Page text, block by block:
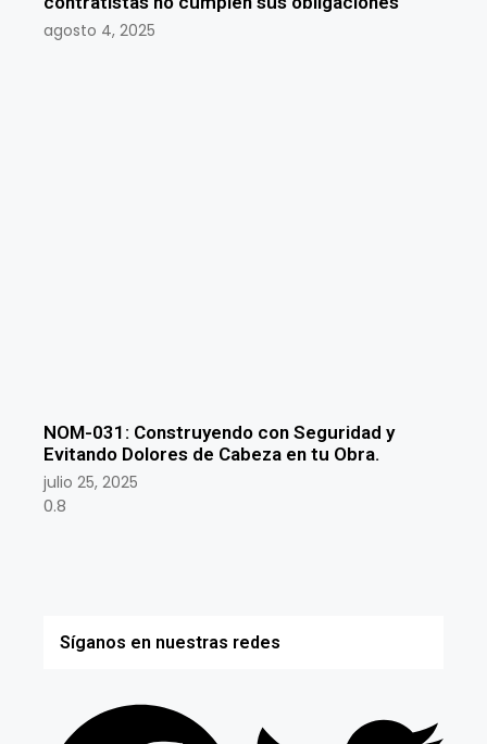
agosto 4, 2025
NOM-031: Construyendo con Seguridad y
Evitando Dolores de Cabeza en tu Obra.
julio 25, 2025
Síganos en nuestras redes